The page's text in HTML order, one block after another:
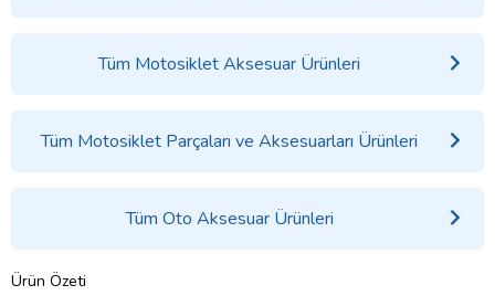
Tüm Motosiklet Aksesuar Ürünleri
Tüm Motosiklet Parçaları ve Aksesuarları Ürünleri
Tüm Oto Aksesuar Ürünleri
Ürün Özeti